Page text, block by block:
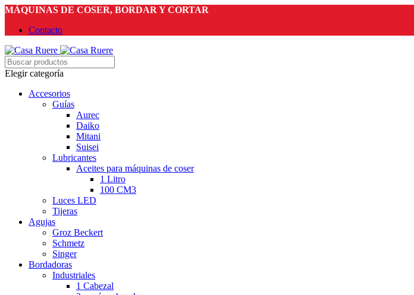
MÁQUINAS DE COSER, BORDAR Y CORTAR
Contacto
Elegir categoría
Accesorios
Guías
Aurec
Daiko
Mitani
Suisei
Lubricantes
Aceites para máquinas de coser
1 Litro
100 CM3
Luces LED
Tijeras
Agujas
Groz Beckert
Schmetz
Singer
Bordadoras
Industriales
1 Cabezal